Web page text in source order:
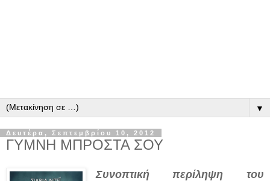
▼
Δευτέρα, Σεπτεμβρίου 10, 2012
ΓΥΜΝΗ ΜΠΡΟΣΤΑ ΣΟΥ
Συνοπτική περίληψη του